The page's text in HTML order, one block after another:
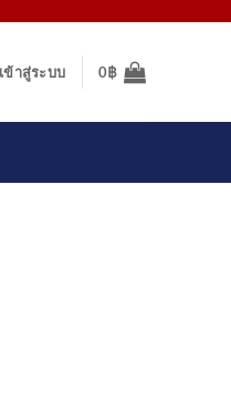
เข้าสู่ระบบ 0฿